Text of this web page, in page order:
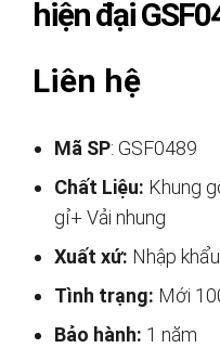
hiện đại
Liên hệ
Mã SP: GSF0489
Chất Liệu: Khung
gỉ+ Vải nhung
Xuất xứ: Nhập khẩu
Tình trạng: Mới
Bảo hành: 1 năm